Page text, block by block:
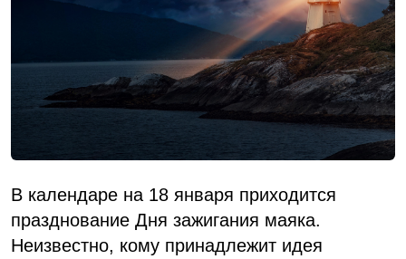
В календаре на 18 января приходится
празднование Дня зажигания маяка.
Неизвестно, кому принадлежит идея